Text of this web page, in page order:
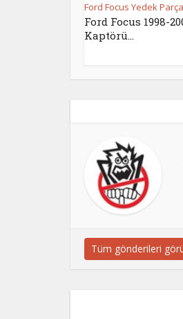
Ford Focus Yedek Parça
Ford Focus 1998-
Kaptörü...
Tüm gönderileri